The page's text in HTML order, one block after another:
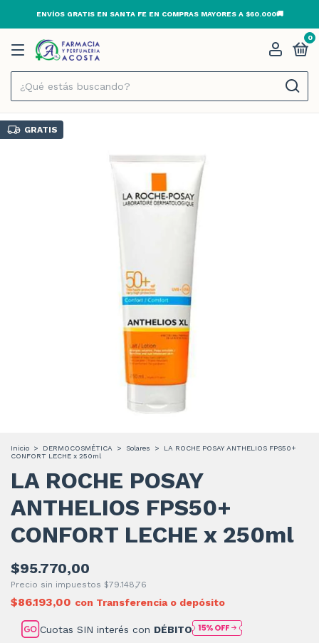
ENVÍOS GRATIS EN SANTA FE EN COMPRAS MAYORES A $60.000🚚
0
GRATIS
Inicio > DERMOCOSMÉTICA > Solares >
LA ROCHE POSAY ANTHELIOS FPS50+
CONFORT LECHE x 250ml
LA ROCHE POSAY
ANTHELIOS FPS50+
CONFORT LECHE x 250ml
$95.770,00
Precio sin impuestos $79.148,76
$86.193,00 con Transferencia o depósito
Cuotas SIN interés con DÉBITO